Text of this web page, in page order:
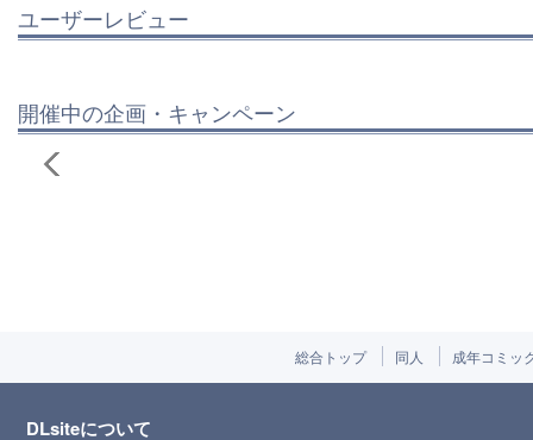
ユーザーレビュー
開催中の企画・キャンペーン
総合トップ 同人 成年コミッ
DLsiteについて